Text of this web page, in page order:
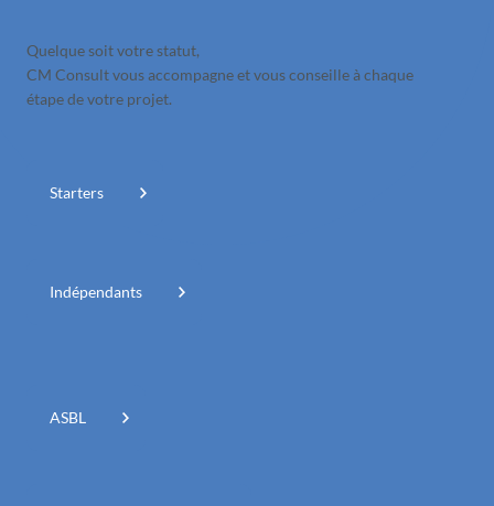
Quelque soit votre statut,
CM Consult vous accompagne et vous conseille à chaque
étape de votre projet.
Starters
Indépendants
ASBL